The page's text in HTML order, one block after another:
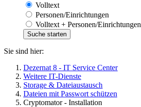
Volltext
Personen/Einrichtungen
Volltext + Personen/Einrichtungen
Sie sind hier:
Dezernat 8 - IT Service Center
Weitere IT-Dienste
Storage & Dateiaustausch
Dateien mit Passwort schützen
Cryptomator - Installation